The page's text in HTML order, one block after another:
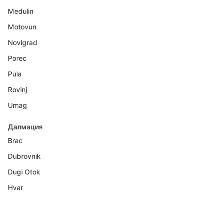
Medulin
Motovun
Novigrad
Porec
Pula
Rovinj
Umag
Далмация
Brac
Dubrovnik
Dugi Otok
Hvar